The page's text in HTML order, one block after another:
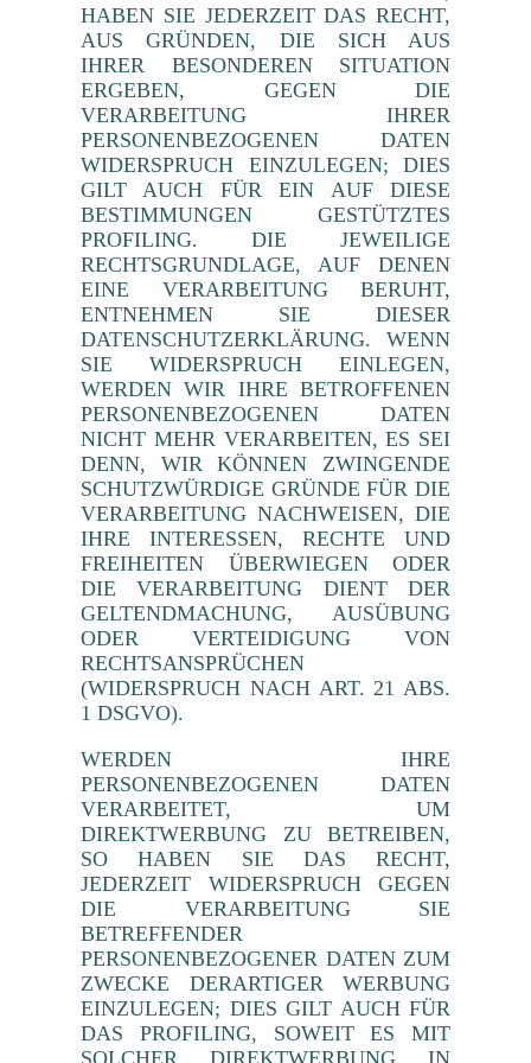
HABEN SIE JEDERZEIT DAS RECHT,
AUS GRÜNDEN, DIE SICH AUS
IHRER BESONDEREN SITUATION
ERGEBEN, GEGEN DIE
VERARBEITUNG IHRER
PERSONENBEZOGENEN DATEN
WIDERSPRUCH EINZULEGEN; DIES
GILT AUCH FÜR EIN AUF DIESE
BESTIMMUNGEN GESTÜTZTES
PROFILING. DIE JEWEILIGE
RECHTSGRUNDLAGE, AUF DENEN
EINE VERARBEITUNG BERUHT,
ENTNEHMEN SIE DIESER
DATENSCHUTZERKLÄRUNG. WENN
SIE WIDERSPRUCH EINLEGEN,
WERDEN WIR IHRE BETROFFENEN
PERSONENBEZOGENEN DATEN
NICHT MEHR VERARBEITEN, ES SEI
DENN, WIR KÖNNEN ZWINGENDE
SCHUTZWÜRDIGE GRÜNDE FÜR DIE
VERARBEITUNG NACHWEISEN, DIE
IHRE INTERESSEN, RECHTE UND
FREIHEITEN ÜBERWIEGEN ODER
DIE VERARBEITUNG DIENT DER
GELTENDMACHUNG, AUSÜBUNG
ODER VERTEIDIGUNG VON
RECHTSANSPRÜCHEN
(WIDERSPRUCH NACH ART. 21 ABS.
1 DSGVO).
WERDEN IHRE
PERSONENBEZOGENEN DATEN
VERARBEITET, UM
DIREKTWERBUNG ZU BETREIBEN,
SO HABEN SIE DAS RECHT,
JEDERZEIT WIDERSPRUCH GEGEN
DIE VERARBEITUNG SIE
BETREFFENDER
PERSONENBEZOGENER DATEN ZUM
ZWECKE DERARTIGER WERBUNG
EINZULEGEN; DIES GILT AUCH FÜR
DAS PROFILING, SOWEIT ES MIT